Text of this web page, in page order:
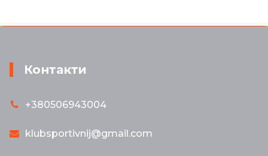
Контакти
+380506943004
klubsportivnij@gmail.com